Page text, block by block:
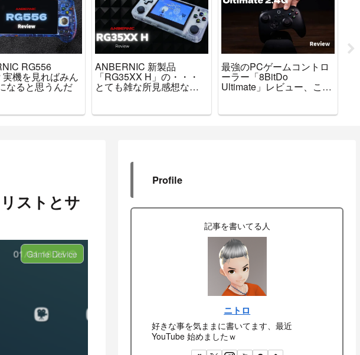
RG556
機を見ればみん
なると思うんだ
ANBERNIC 新製品
「RG35XX H」の・・・
とても雑な所見感想など
最強のPCゲームコントロ
ーラー「8BitDo
Ultimate」レビュー、これ
ストとサ
Game Device
Profile
記事を書いてる人
ニトロ
好きな事を気ままに書いてます、最近
YouTube 始めましたｗ